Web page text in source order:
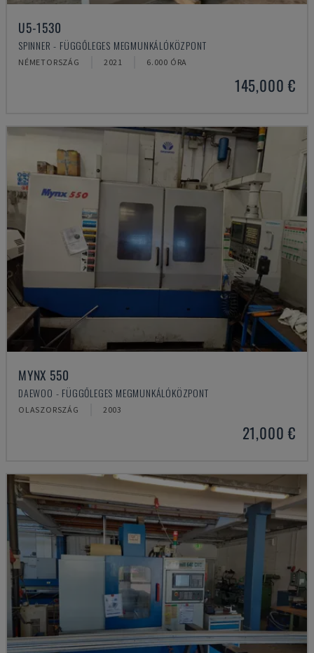
U5-1530
SPINNER - FÜGGŐLEGES MEGMUNKÁLÓKÖZPONT
NÉMETORSZÁG 2021 6.000 ÓRA
145,000 €
MYNX 550
DAEWOO - FÜGGŐLEGES MEGMUNKÁLÓKÖZPONT
OLASZORSZÁG 2003
21,000 €